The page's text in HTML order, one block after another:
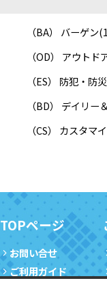
（BA） バーゲン
（OD） アウトド
（ES） 防犯・防災
（BD） デイリー
（CS） カスタマ
TOPページ
お問い合せ
ご利用ガイド